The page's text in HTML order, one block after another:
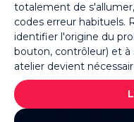
totalement de
codes erreur habituels.
identifier l'origine du
bouton, contrôleur) et
atelier devient